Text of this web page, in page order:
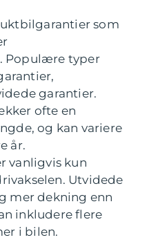
som
Populære typer
garantier.
ofte en
og kan variere
år.
vanligvis kun
Utvidede
mer dekning enn
inkludere flere
i bilen.